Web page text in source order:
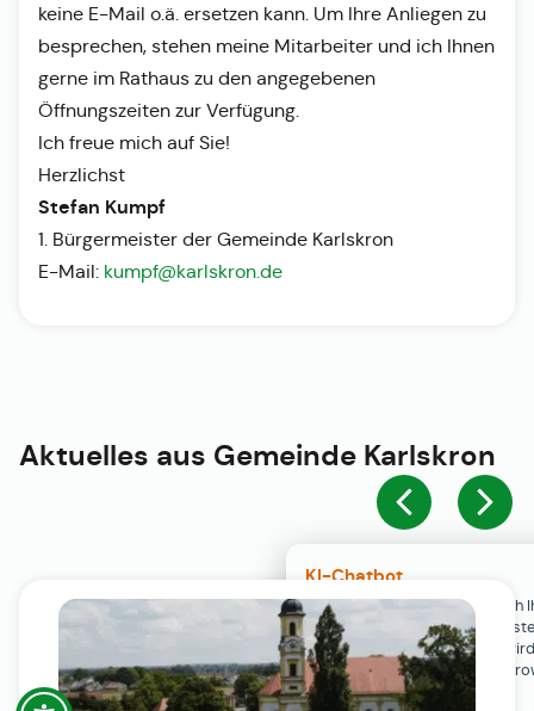
KI-Chatbot
Der KI-Chatbot steht erst nach
Einwilligung in den Cookie-
Verfügung. Der Chat-Verlauf
ausschließlich lokal in Ihrem
gespeichert.
keine E-Mail o.ä. ersetzen kann. Um Ihre Anliegen zu
besprechen, stehen meine Mitarbeiter und ich Ihnen
gerne im Rathaus zu den angegebenen
Öffnungszeiten zur Verfügung.
Ich freue mich auf Sie!
Herzlichst
Stefan Kumpf
1. Bürgermeister der Gemeinde Karlskron
E-Mail: kumpf@karlskron.de
Aktuelles aus Gemeinde Karlskron